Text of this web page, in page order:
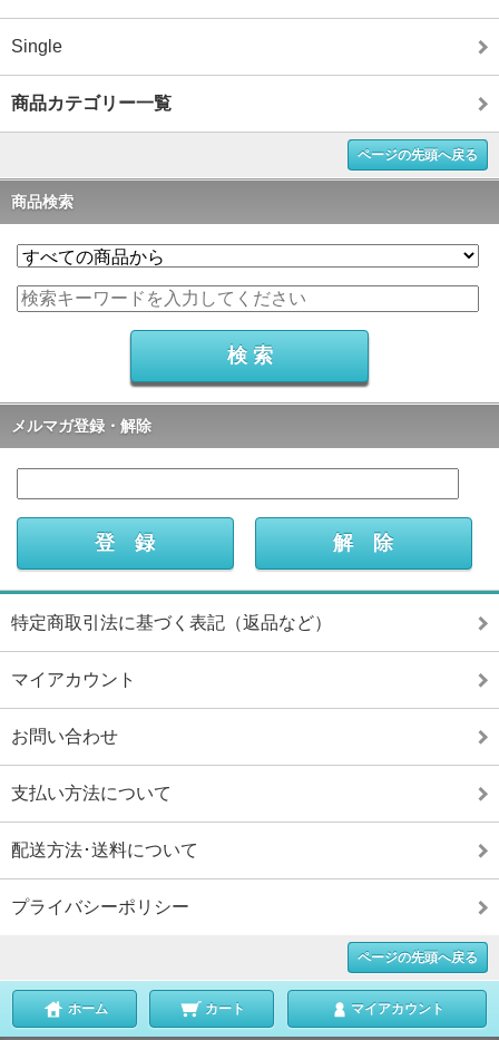
Single
商品カテゴリー一覧
ページの先頭へ戻る
商品検索
メルマガ登録・解除
特定商取引法に基づく表記（返品など）
マイアカウント
お問い合わせ
支払い方法について
配送方法･送料について
プライバシーポリシー
ページの先頭へ戻る
ホーム カート マイアカウント